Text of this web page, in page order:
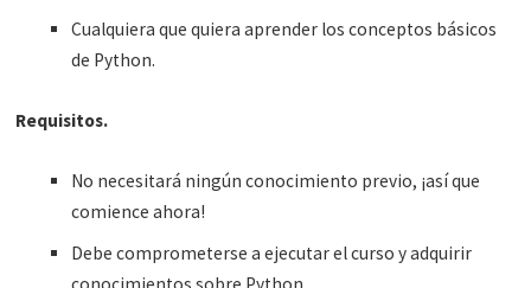
Cualquiera que quiera aprender los conceptos básicos
de Python.
Requisitos.
No necesitará ningún conocimiento previo, ¡así que
comience ahora!
Debe comprometerse a ejecutar el curso y adquirir